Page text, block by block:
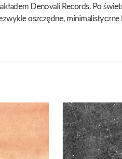
Denovali Records. Po
oszczędne,